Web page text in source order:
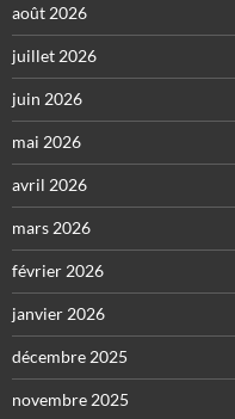
août 2026
juillet 2026
juin 2026
mai 2026
avril 2026
mars 2026
février 2026
janvier 2026
décembre 2025
novembre 2025